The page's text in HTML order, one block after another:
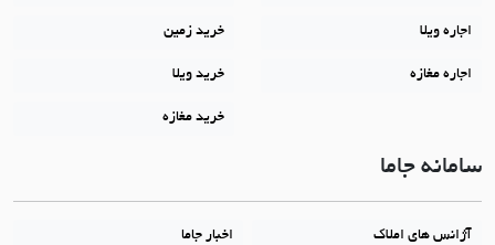
اجاره ویلا
اجاره مغازه
خرید زمین
خرید ویلا
خرید مغازه
سامانه جاما
آژانس های املاک اخبار جاما